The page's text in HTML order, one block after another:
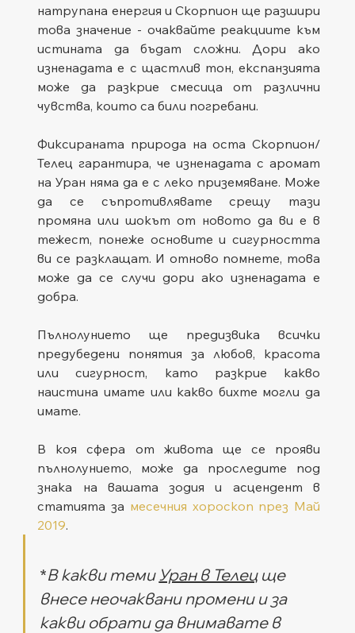
натрупана енергия и Скорпион ще разшири
това значение - очаквайте реакциите към
истината да бъдат сложни. Дори ако
изненадата е с щастлив тон, експанзията
може да разкрие смесица от различни
чувства, които са били погребани.
Фиксираната природа на оста Скорпион/
Телец гарантира, че изненадата с аромат
на Уран няма да е с леко приземяване. Може
да се съпротивлявате срещу тази
промяна или шокът от новото да ви е в
тежест, понеже основите и сигурността
ви се разклащат. И отново помнете, това
може да се случи дори ако изненадата е
добра.
Пълнолунието ще предизвика всички
предубедени понятия за любов, красота
или сигурност, като разкрие какво
наистина имате или какво бихте могли да
имате.
В коя сфера от живота ще се прояви
пълнолунието, може да проследите под
знака на вашата зодия и асцендент в
статията за месечния хороскоп през Май
2019.
*В какви теми Уран в Телец ще
внесе неочаквани промени и за
какви обрати да внимавате в